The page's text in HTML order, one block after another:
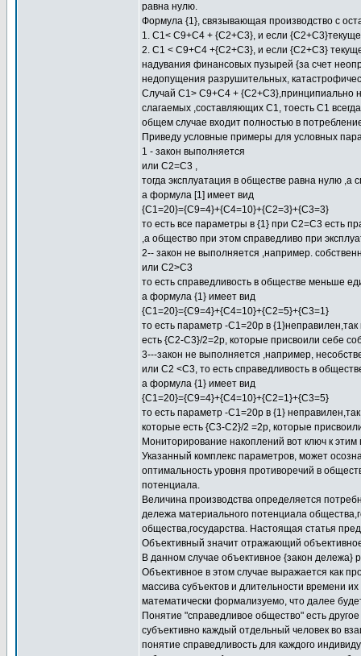
равна нулю.
Формула {1}, связывающая производство с
1. С1< C9+C4 + {С2+С3}, и если
2. С1 < С9+С4 +{С2+C3}, и если {С2+С3}
надувания финансовых пузырей {за счет
недопущения разрушительных,
Cлучай С1> C9+C4 + {С2+С3},принципиально
слагаемых ,составляющих С1, тоесть С1
общем случае входит полностью в
Приведу условные примеры для условных
1 - закон выполняется
или С2=С3 ,
тогда эксплуатация в обществе равна нулю
а формула [1] имеет вид
{C1=20}={C9=4}+{C4=10}+{C2=3}+{C3=3}
то есть все параметры в {1} при С2=С3 есть
,а общество при этом справедливо при
2-- закон не выполняется ,например.
или С2>C3
то есть справедливость в обществе меньше
а формула {1} имеет вид
{С1=20}={С9=4}+{С4=10}+{С2=5}+{С3=1}
то есть параметр -С1=20р в
есть {С2-С3}/2=2р, которые присвоили себе
3---закон не выполняется ,например,
или С2 <С3, то есть справедливость в
а формула {1} имеет вид
{С1=20}={С9=4}+{С4=10}+{С2=1}+{С3=5}
то есть параметр -С1=20р в {1}
которые есть {С3-С2}/2 =2р, которые
Мониторирование накоплений вот ключ к
Указанный комплекс параметров, может
оптимальность уровня противоречий в
потенциала.
Величина производства определяется
дележа материального потенциала
общества,государства. Настоящая статья
Объективный значит отражающий
В данном случае объективное {закон дележа}
Объективное в этом случае выражается как
массива субъектов и длительности времени
математически формализуемо, что далее
Понятие "справедливое общество" есть
субъективно каждый отдельный человек во
понятие справедливость для каждого